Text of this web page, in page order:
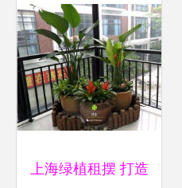
上海绿植租摆 打造